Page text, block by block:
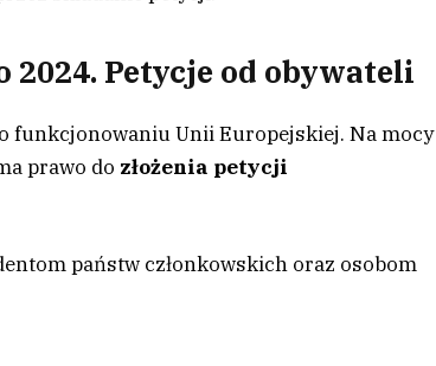
Petycje od obywateli
funkcjonowaniu Unii Europejskiej. Na mocy
prawo do złożenia petycji
państw członkowskich oraz osobom